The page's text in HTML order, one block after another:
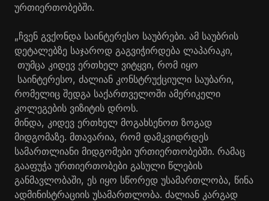
ურთიერთობებში.
„ჩვენ გვქონდა საინტერესო საუბრები. ამ საუბრის
დეტალებზე საჯაროდ გაგვიჭირდება ლაპარაკი,
თუმცა კიდევ ერთხელ ვიტყვი, რომ იყო
საინტერესო, ძალიან კონსტრუქციული საუბარი,
რომელიც შედგა საქართველოში ამერიკელი
კოლეგების ვიზიტის დროს.
მინდა, კიდევ ერთხელ მოგახსენოთ ზოგად
მიდგომაზე. მთავარია, რომ დამკვიდრდეს
სამართლიანი მიდგომები ურთიერთობებში. რამაც
გააფუჭა ურთიერთობები გასული წლების
განმავლობაში, ეს იყო სწორედ უსამართლობა, წინა
ადმინისტრაციის უსამართლობა. ძალიან კარგად